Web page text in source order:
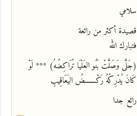
سلامي
قصيدة أكثر من رائعة
فتبارك الله
(جَلَّى وَصَلَّتْ بَنُو العَلْيَا تُرَاكِضُهُ) *** لَوْ
كَانَ يُدْرِكُهُ رَكْـــــــضُ اليَعَاقِيبِ
رائع جدا